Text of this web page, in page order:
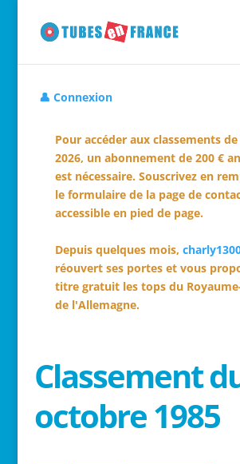
👤 Connexion
Pour accéder aux classements
2026, un abonnement de 200 €
est nécessaire. Souscrivez en
le formulaire de la page de
accessible en pied de page.
Depuis quelques mois,
réouvert ses portes et vous
titre gratuit les tops du
de l'Allemagne.
Classement
octobre 1985